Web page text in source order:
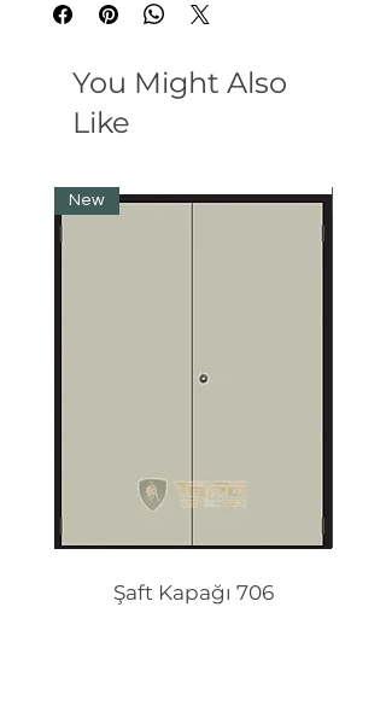
You Might Also
Like
New
Şaft Kapağı 706